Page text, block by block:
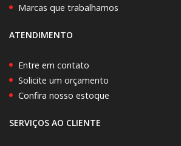
Marcas que trabalhamos
ATENDIMENTO
Entre em contato
Solicite um orçamento
Confira nosso estoque
SERVIÇOS AO CLIENTE